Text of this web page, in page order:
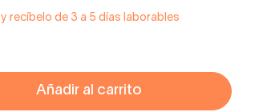
recíbelo de 3 a 5 días laborables
Añadir al carrito